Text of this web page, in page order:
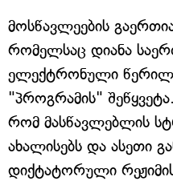
მოსწავლეების
რომელსაც დიანა
ელექტრონული
"პროგრამის"
რომ მასწავლებლის
ახალისებს და ასეთი
დიქტატორული